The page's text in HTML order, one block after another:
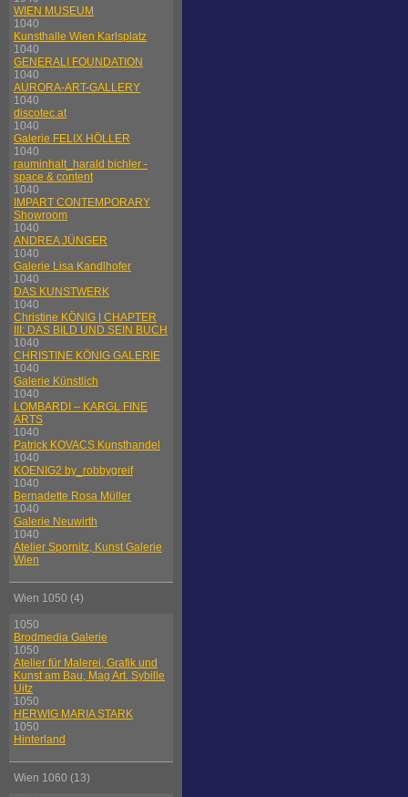
WIEN MUSEUM
1040
Kunsthalle Wien Karlsplatz
1040
GENERALI FOUNDATION
1040
AURORA-ART-GALLERY
1040
discotec.at
1040
Galerie FELIX HÖLLER
1040
rauminhalt_harald bichler -
space & content
1040
IMPART CONTEMPORARY
Showroom
1040
ANDREA JÜNGER
1040
Galerie Lisa Kandlhofer
1040
DAS KUNSTWERK
1040
Christine KÖNIG | CHAPTER
III: DAS BILD UND SEIN BUCH
1040
CHRISTINE KÖNIG GALERIE
1040
Galerie Künstlich
1040
LOMBARDI – KARGL FINE
ARTS
1040
Patrick KOVACS Kunsthandel
1040
KOENIG2 by_robbygreif
1040
Bernadette Rosa Müller
1040
Galerie Neuwirth
1040
Atelier Spornitz, Kunst Galerie
Wien
Wien 1050 (4)
1050
Brodmedia Galerie
1050
Atelier für Malerei, Grafik und
Kunst am Bau, Mag Art. Sybille
Uitz
1050
HERWIG MARIA STARK
1050
Hinterland
Wien 1060 (13)